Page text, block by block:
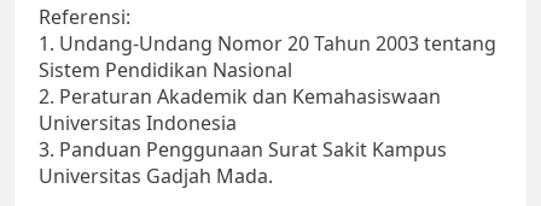
Referensi:
1. Undang-Undang Nomor 20 Tahun 2003 tentang
Sistem Pendidikan Nasional
2. Peraturan Akademik dan Kemahasiswaan
Universitas Indonesia
3. Panduan Penggunaan Surat Sakit Kampus
Universitas Gadjah Mada.